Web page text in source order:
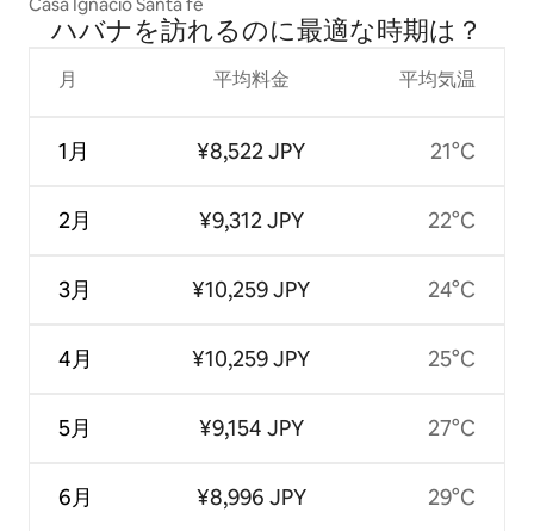
Casa Ignacio Santa fe
ハバナを訪⁠れ⁠るの⁠に最⁠適⁠な時⁠期⁠は⁠？
月
1月
2月
3月
4月
5月
6月
平均料金
¥8,522 JPY
¥9,312 JPY
¥10,259 JPY
¥10,259 JPY
¥9,154 JPY
¥8,996 JPY
平均気温
21°C
22°C
24°C
25°C
27°C
29°C